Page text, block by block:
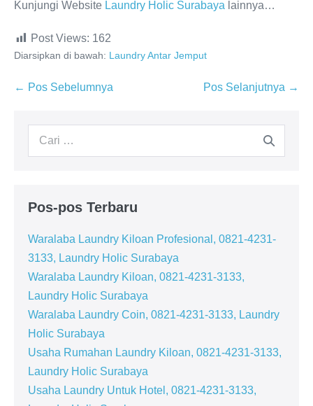
Kunjungi Website Laundry Holic Surabaya lainnya…
Post Views: 162
Diarsipkan di bawah: Laundry Antar Jemput
Navigasi
← Pos Sebelumnya Pos Selanjutnya →
Pencarian
Pos-pos Terbaru
Waralaba Laundry Kiloan Profesional, 0821-4231-
3133, Laundry Holic Surabaya
Waralaba Laundry Kiloan, 0821-4231-3133,
Laundry Holic Surabaya
Waralaba Laundry Coin, 0821-4231-3133, Laundry
Holic Surabaya
Usaha Rumahan Laundry Kiloan, 0821-4231-3133,
Laundry Holic Surabaya
Usaha Laundry Untuk Hotel, 0821-4231-3133,